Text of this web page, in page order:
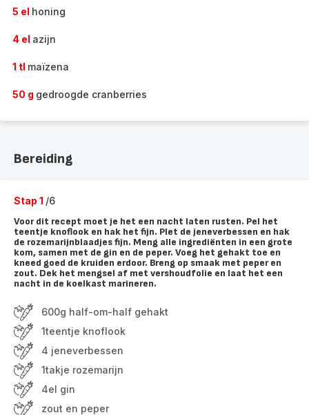
5 el honing
4 el azijn
1 tl maïzena
50 g gedroogde cranberries
Bereiding
Stap 1 /6
Voor dit recept moet je het een nacht laten rusten. Pel het
teentje knoflook en hak het fijn. Plet de jeneverbessen en hak
de rozemarijnblaadjes fijn. Meng alle ingrediënten in een grote
kom, samen met de gin en de peper. Voeg het gehakt toe en
kneed goed de kruiden erdoor. Breng op smaak met peper en
zout. Dek het mengsel af met vershoudfolie en laat het een
nacht in de koelkast marineren.
600g half-om-half gehakt
1teentje knoflook
4 jeneverbessen
1takje rozemarijn
4el gin
zout en peper